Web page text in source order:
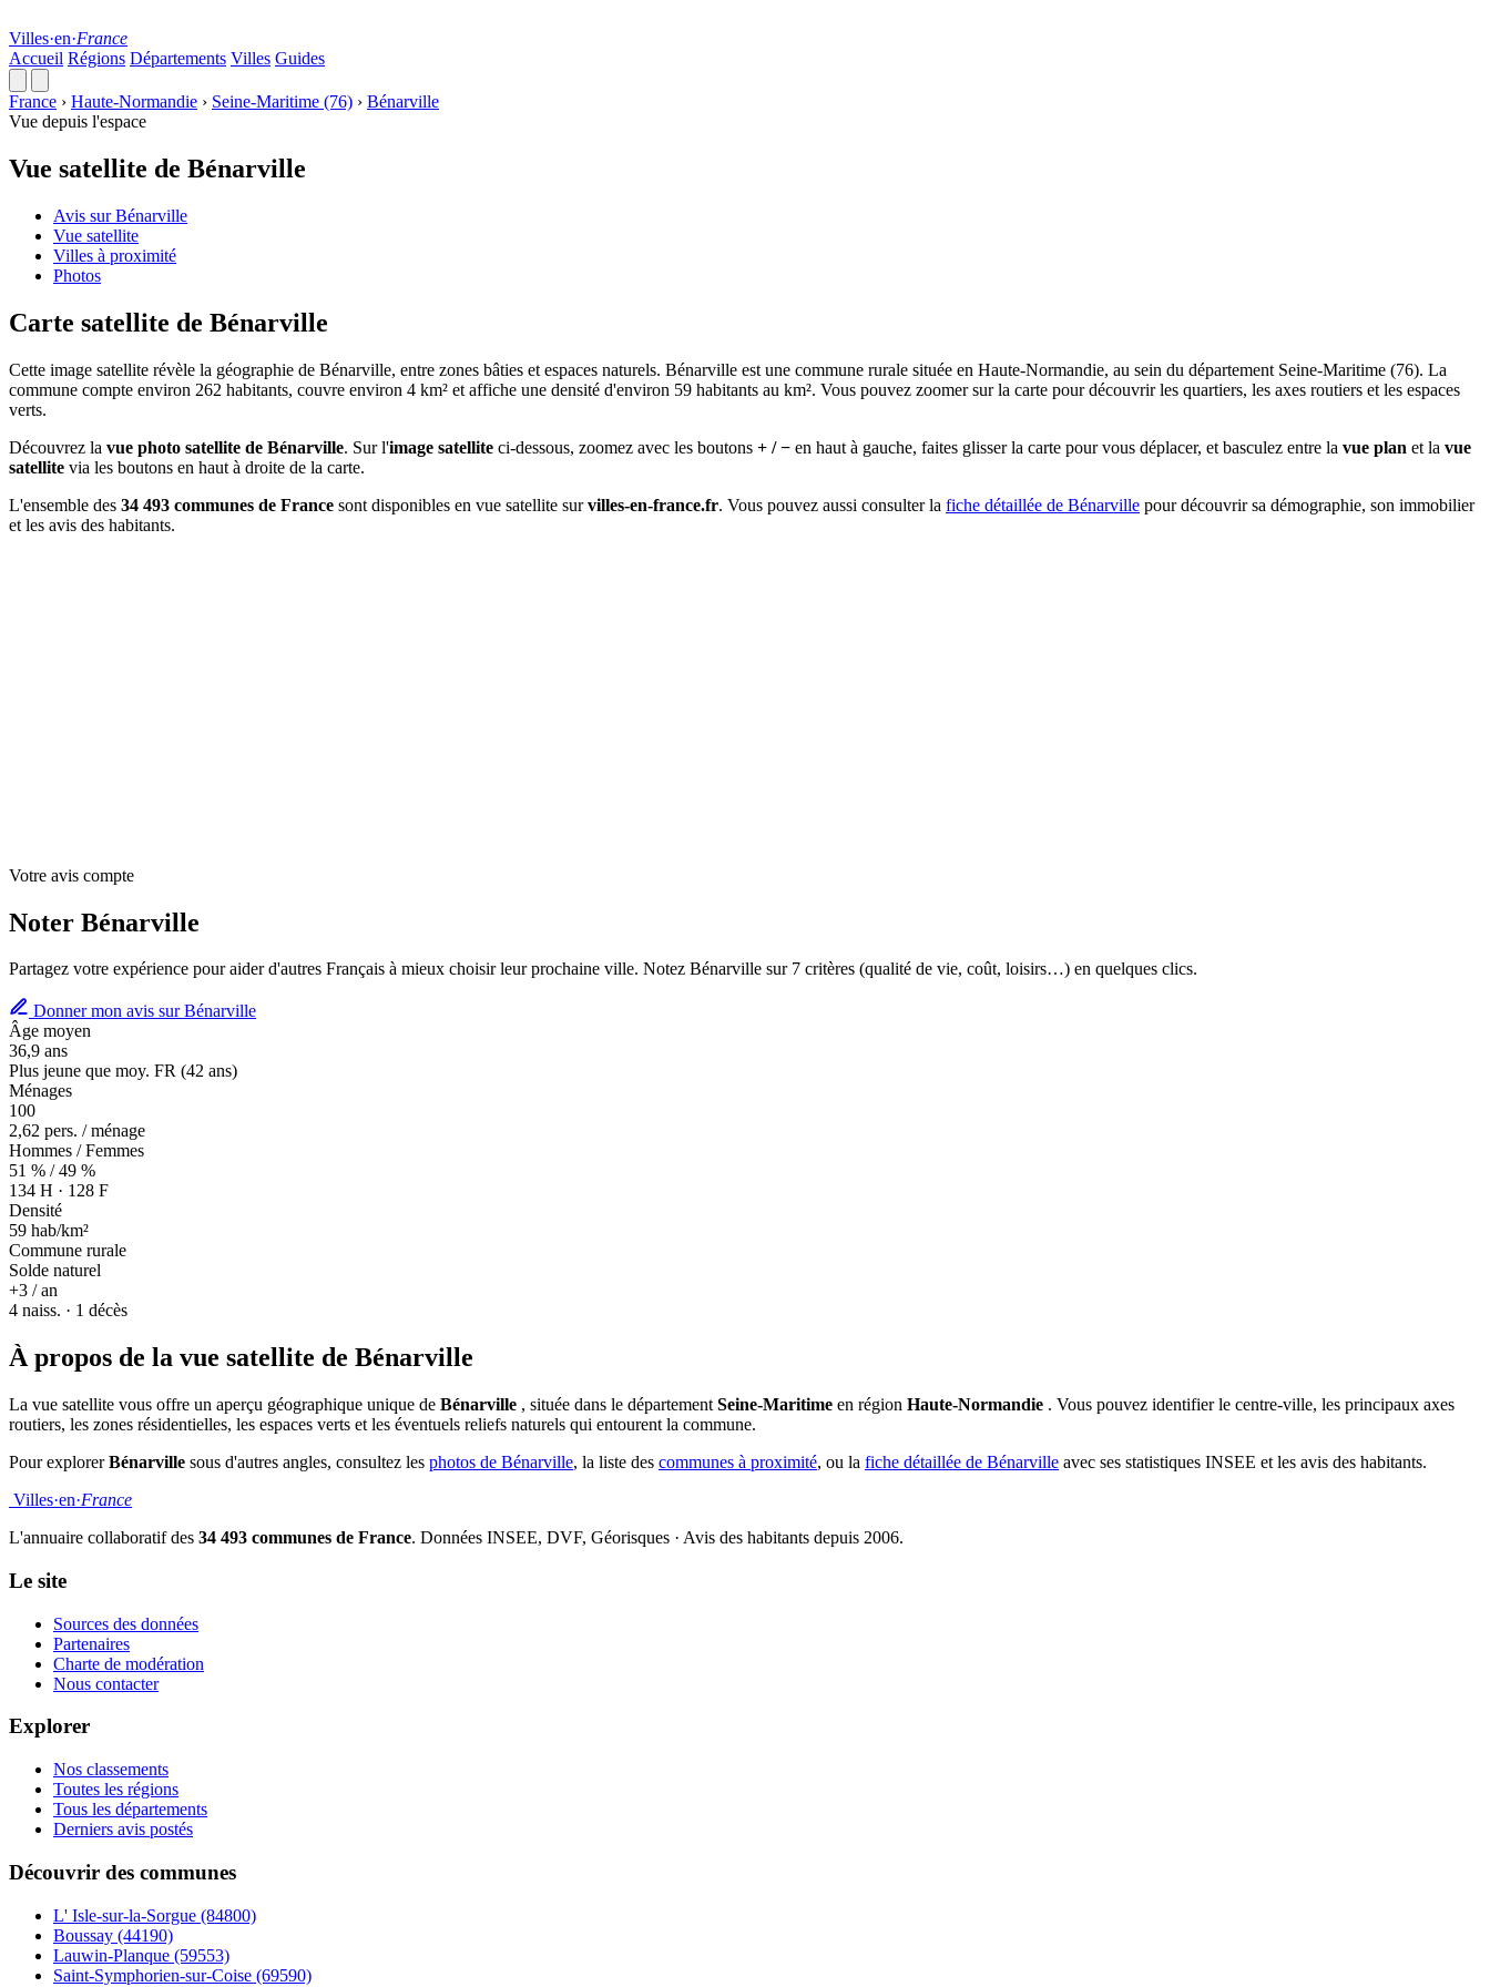
Villes·en·France
Accueil Régions Départements Villes Guides
France › Haute-Normandie › Seine-Maritime (76) › Bénarville
Vue depuis l'espace
Vue satellite de Bénarville
Avis sur Bénarville
Vue satellite
Villes à proximité
Photos
Carte satellite de Bénarville
Cette image satellite révèle la géographie de Bénarville, entre zones bâties et espaces naturels. Bénarville est une commune rurale située en Haute-Normandie, au sein du département Seine-Maritime (76). La
commune compte environ 262 habitants, couvre environ 4 km² et affiche une densité d'environ 59 habitants au km². Vous pouvez zoomer sur la carte pour découvrir les quartiers, les axes routiers et les espaces
verts.
Découvrez la vue photo satellite de Bénarville. Sur l'image satellite ci-dessous, zoomez avec les boutons + / − en haut à gauche, faites glisser la carte pour vous déplacer, et basculez entre la vue plan et la vue
satellite via les boutons en haut à droite de la carte.
L'ensemble des 34 493 communes de France sont disponibles en vue satellite survilles-en-france.fr. Vous pouvez aussi consulter la fiche détaillée de Bénarville pour découvrir sa démographie, son immobilier
et les avis des habitants.
Votre avis compte
Noter Bénarville
Partagez votre expérience pour aider d'autres Français à mieux choisir leur prochaine ville. Notez Bénarville sur 7 critères (qualité de vie, coût, loisirs…) en quelques clics.
Donner mon avis sur Bénarville
Âge moyen
36,9 ans
Plus jeune que moy. FR (42 ans)
Ménages
100
2,62 pers. / ménage
Hommes / Femmes
51 % / 49 %
134 H · 128 F
Densité
59 hab/km²
Commune rurale
Solde naturel
+3 / an
4 naiss. · 1 décès
À propos de la vue satellite de Bénarville
La vue satellite vous offre un aperçu géographique unique de Bénarville , située dans le département Seine-Maritime en région Haute-Normandie . Vous pouvez identifier le centre-ville, les principaux axes
routiers, les zones résidentielles, les espaces verts et les éventuels reliefs naturels qui entourent la commune.
Pour explorerBénarville sous d'autres angles, consultez les photos de Bénarville, la liste des communes à proximité, ou la fiche détaillée de Bénarville avec ses statistiques INSEE et les avis des habitants.
Villes·en·France
L'annuaire collaboratif des 34 493 communes de France. Données INSEE, DVF, Géorisques · Avis des habitants depuis 2006.
Le site
Sources des données
Partenaires
Charte de modération
Nous contacter
Explorer
Nos classements
Toutes les régions
Tous les départements
Derniers avis postés
Découvrir des communes
L' Isle-sur-la-Sorgue (84800)
Boussay (44190)
Lauwin-Planque (59553)
Saint-Symphorien-sur-Coise (69590)